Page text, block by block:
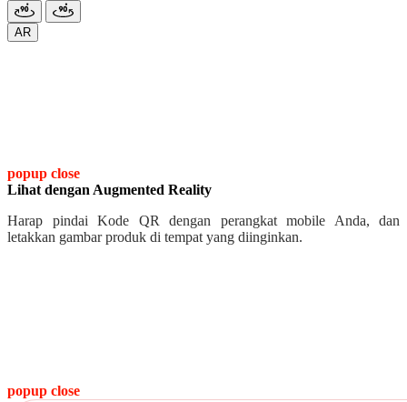
AR
popup close
Lihat dengan Augmented Reality
Harap pindai Kode QR dengan perangkat mobile Anda, dan
letakkan gambar produk di tempat yang diinginkan.
popup close